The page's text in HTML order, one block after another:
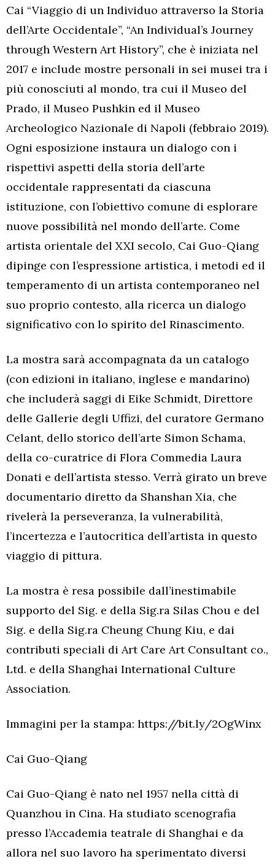
Cai “Viaggio di un Individuo attraverso la Storia
dell’Arte Occidentale”, “An Individual’s Journey
through Western Art History”, che è iniziata nel
2017 e include mostre personali in sei musei tra i
più conosciuti al mondo, tra cui il Museo del
Prado, il Museo Pushkin ed il Museo
Archeologico Nazionale di Napoli (febbraio 2019).
Ogni esposizione instaura un dialogo con i
rispettivi aspetti della storia dell’arte
occidentale rappresentati da ciascuna
istituzione, con l’obiettivo comune di esplorare
nuove possibilità nel mondo dell’arte. Come
artista orientale del XXI secolo, Cai Guo-Qiang
dipinge con l’espressione artistica, i metodi ed il
temperamento di un artista contemporaneo nel
suo proprio contesto, alla ricerca un dialogo
significativo con lo spirito del Rinascimento.
La mostra sarà accompagnata da un catalogo
(con edizioni in italiano, inglese e mandarino)
che includerà saggi di Eike Schmidt, Direttore
delle Gallerie degli Uffizi, del curatore Germano
Celant, dello storico dell’arte Simon Schama,
della co-curatrice di Flora Commedia Laura
Donati e dell’artista stesso. Verrà girato un breve
documentario diretto da Shanshan Xia, che
rivelerà la perseveranza, la vulnerabilità,
l’incertezza e l’autocritica dell’artista in questo
viaggio di pittura.
La mostra è resa possibile dall’inestimabile
supporto del Sig. e della Sig.ra Silas Chou e del
Sig. e della Sig.ra Cheung Chung Kiu, e dai
contributi speciali di Art Care Art Consultant co.,
Ltd. e della Shanghai International Culture
Association.
Immagini per la stampa: https://bit.ly/2OgWinx
Cai Guo-Qiang
Cai Guo-Qiang è nato nel 1957 nella città di
Quanzhou in Cina. Ha studiato scenografia
presso l’Accademia teatrale di Shanghai e da
allora nel suo lavoro ha sperimentato diversi